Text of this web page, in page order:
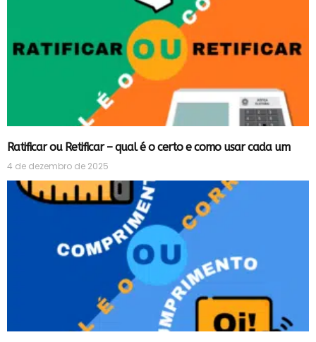
Ratificar ou Retificar – qual é o certo e como usar cada um
4 de dezembro de 2025